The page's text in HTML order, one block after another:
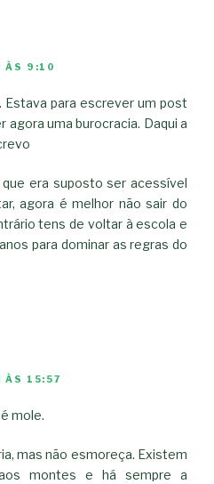
ÀS 9:10
para escrever um post
agora uma burocracia. Daqui a
que era suposto ser acessível
agora é melhor não sair do
tens de voltar à escola e
para dominar as regras do
ÀS 15:57
mole.
mas não esmoreça. Existem
montes e há sempre a